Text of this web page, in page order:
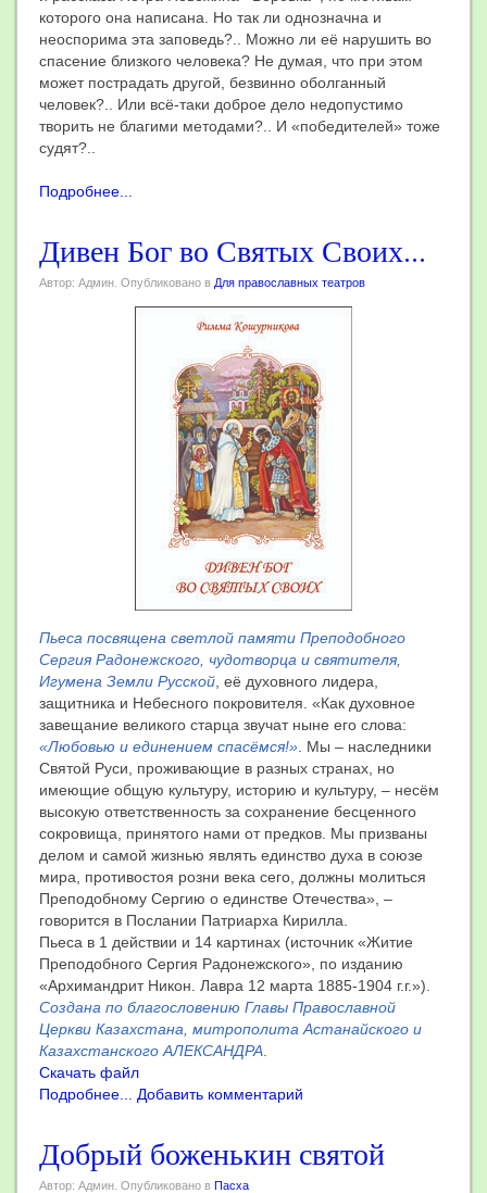
которого она написана. Но так ли однозначна и
неоспорима эта заповедь?.. Можно ли её нарушить во
спасение близкого человека? Не думая, что при этом
может пострадать другой, безвинно оболганный
человек?.. Или всё-таки доброе дело недопустимо
творить не благими методами?.. И «победителей» тоже
судят?..
Подробнее...
Дивен Бог во Святых Своих...
Автор: Админ. Опубликовано в Для православных театров
Пьеса посвящена светлой памяти Преподобного
Сергия Радонежского, чудотворца и святителя,
Игумена Земли Русской , её духовного лидера,
защитника и Небесного покровителя. «Как духовное
завещание великого старца звучат ныне его слова:
«Любовью и единением спасёмся!» . Мы – наследники
Святой Руси, проживающие в разных странах, но
имеющие общую культуру, историю и культуру, – несём
высокую ответственность за сохранение бесценного
сокровища, принятого нами от предков. Мы призваны
делом и самой жизнью являть единство духа в союзе
мира, противостоя розни века сего, должны молиться
Преподобному Сергию о единстве Отечества», –
говорится в Послании Патриарха Кирилла.
Пьеса в 1 действии и 14 картинах (источник «Житие
Преподобного Сергия Радонежского», по изданию
«Архимандрит Никон. Лавра 12 марта 1885-1904 г.г.»).
Создана по благословению Главы Православной
Церкви Казахстана, митрополита Астанайского и
Казахстанского АЛЕКСАНДРА
Скачать файл
Подробнее...
Добавить комментарий
Добрый боженькин святой
Автор: Админ. Опубликовано в Пасха